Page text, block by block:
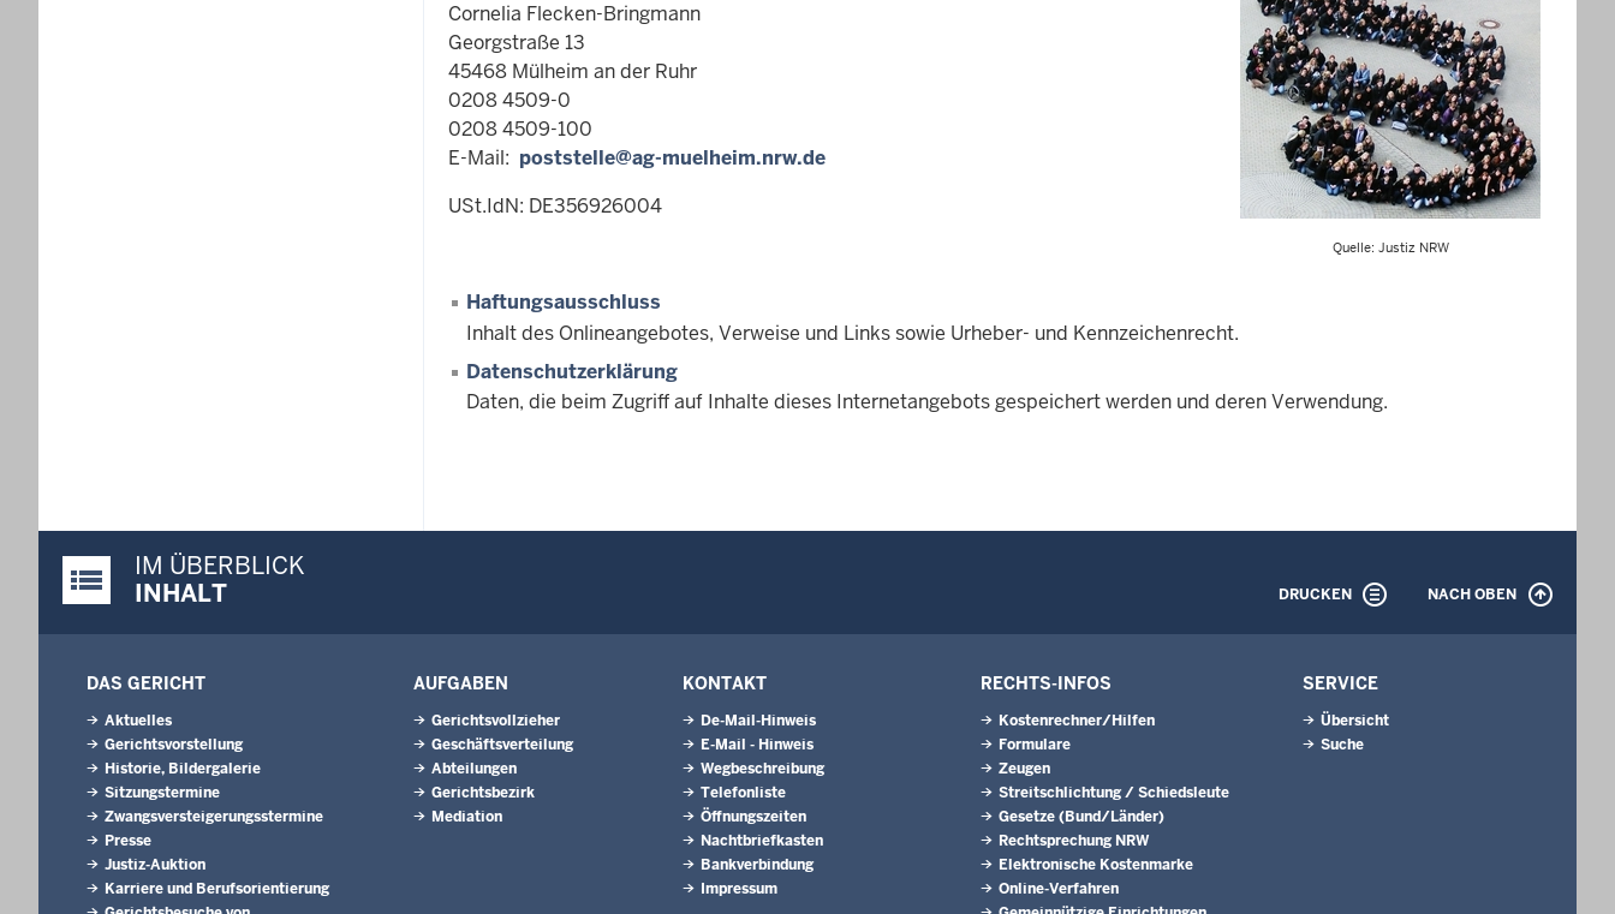
Quelle: Justiz NRW
Cornelia Flecken-Bringmann
Georgstraße 13
45468 Mülheim an der Ruhr
0208 4509-0
0208 4509-100
E-Mail: poststelle@ag-muelheim.nrw.de
USt.IdN: DE356926004
Haftungsausschluss
Inhalt des Onlineangebotes, Verweise und Links sowie Urheber- und Kennzeichenrecht.
Datenschutzerklärung
Daten, die beim Zugriff auf Inhalte dieses Internetangebots gespeichert werden und deren Verwendung.
Justiz-Portal im Überblick:
IM ÜBERBLICK
INHALT
DRUCKEN NACH OBEN
DAS GERICHT
Aktuelles
Gerichtsvorstellung
Historie, Bildergalerie
Sitzungstermine
Zwangsversteigerungsstermine
Presse
Justiz-Auktion
Karriere und Berufsorientierung
AUFGABEN
Gerichtsvollzieher
Geschäftsverteilung
Abteilungen
Gerichtsbezirk
Mediation
KONTAKT
De-Mail-Hinweis
E-Mail - Hinweis
Wegbeschreibung
Telefonliste
Öffnungszeiten
Nachtbriefkasten
Bankverbindung
Impressum
RECHTS-INFOS
Kostenrechner/Hilfen
Formulare
Zeugen
Streitschlichtung / Schiedsleute
Gesetze (Bund/Länder)
Rechtsprechung NRW
Elektronische Kostenmarke
Online-Verfahren
SERVICE
Übersicht
Suche